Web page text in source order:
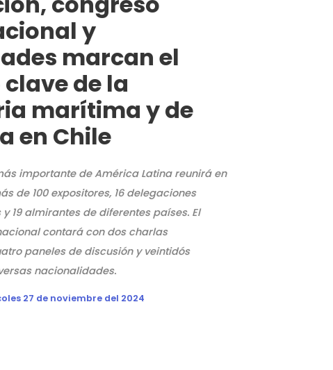
y
marcan el
de la
marítima y de
en Chile
importante de América Latina reunirá en
de 100 expositores, 16 delegaciones
19 almirantes de diferentes países. El
contará con dos charlas
paneles de discusión y veintidós
nacionalidades.
27 de noviembre del 2024